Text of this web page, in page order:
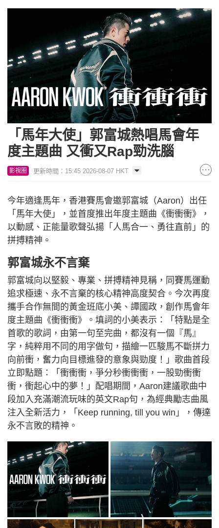
「馬年大使」郭富城熱唱馬會年
度主題曲 又衝又Rap勁洗腦
影視圈 更新時間：15:45 2026-08-07 HKT
今年適逢馬年，香港賽馬會邀郭富城（Aaron）出任
「馬年大使」，並首度推出年度主題曲《衝衝衝》，
以動感、正能量歌聲弘揚「人馬合一、勇往直前」的
拼搏精神。
郭富城永不言棄
郭富城向以堅毅、專業、拼搏精神見稱，同賽馬運動
追求極速、永不言棄的核心精神高度契合。今次再度
攜手合作無間的黃金班底小美、譚國政，創作馬會年
度主題曲《衝衝衝》。填詞的小美表示：「特點是全
首歌的歌詞，由第一句至完曲，都沒有一個『馬』
字，純粹用不同的用字做句，描繪一匹駿馬不斷拼力
向前衝，奮力向目標進發的意象與勁度！」歌曲首段
立即點題：「衝衝衝，爭分秒衝衝衝，一股勁衝衝
衝，衝起心中的夢！」配唱期間，Aaron建議歌曲中
段加入充滿潮流玩味的英文Rap句，為經典勵志曲風
注入全新活力，「Keep running, till you win」，傳達
永不言敗的精神。